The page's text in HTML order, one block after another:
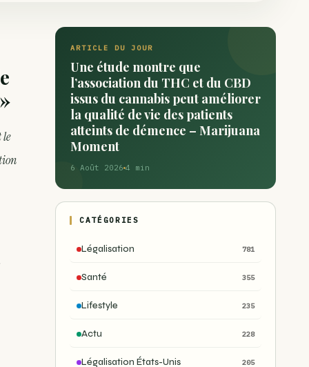
ARTICLE DU JOUR
Une étude montre que
l’association du THC et du CBD
issus du cannabis peut améliorer
la qualité de vie des patients
atteints de démence – Marijuana
Moment
6 Août 2026 4 min
CATÉGORIES
Légalisation 781
Santé 355
Lifestyle 235
Actu 228
Légalisation États-Unis 205